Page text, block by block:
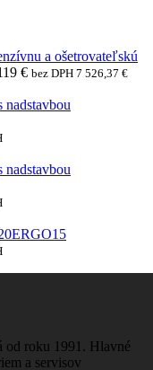
a ošetrovateľskú
€ bez DPH 7 526,37 €
od roku 1991. Hlavné
a servisov